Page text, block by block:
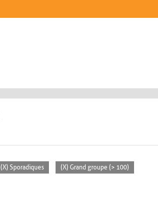
(X) Sporadiques (X) Grand groupe (> 100)